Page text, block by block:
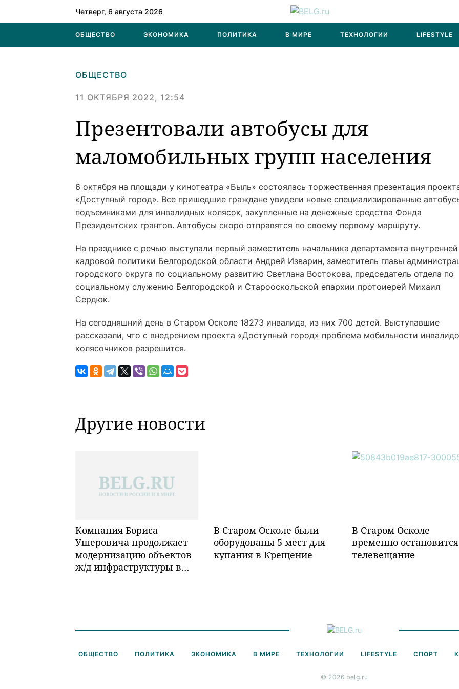
Четверг, 6 августа 2026
ОБЩЕСТВО ЭКОНОМИКА ПОЛИТИКА В МИРЕ ТЕХНОЛОГИИ LIFESTYLE
ОБЩЕСТВО
11 ОКТЯБРЯ 2022, 12:54
Презентовали автобусы для
маломобильных групп населения
6 октября на площади у кинотеатра «Быль» состоялась торжественная презентация
«Доступный город». Все пришедшие граждане увидели новые специализированные
подъемниками для инвалидных колясок, закупленные на денежные средства Фонда
Президентских грантов. Автобусы скоро отправятся по своему первому маршруту.
На празднике с речью выступали первый заместитель начальника департамента
кадровой политики Белгородской области Андрей Изварин, заместитель главы
городского округа по социальному развитию Светлана Востокова, председатель отдела по
социальному служению Белгородской и Старооскольской епархии протоиерей Михаил
Сердюк.
На сегодняшний день в Старом Осколе 18273 инвалида, из них 700 детей. Выступавшие
рассказали, что с внедрением проекта «Доступный город» проблема мобильности
колясочников разрешится.
Другие новости
Компания Бориса
Ушеровича продолжает
модернизацию объектов
ж/д инфраструктуры в
В Старом Осколе были
оборудованы 5 мест для
купания в Крещение
В Старом Осколе
временно остановится
телевещание
ОБЩЕСТВО ПОЛИТИКА ЭКОНОМИКА В МИРЕ ТЕХНОЛОГИИ LIFESTYLE СПОРТ
© 2026 belg.ru